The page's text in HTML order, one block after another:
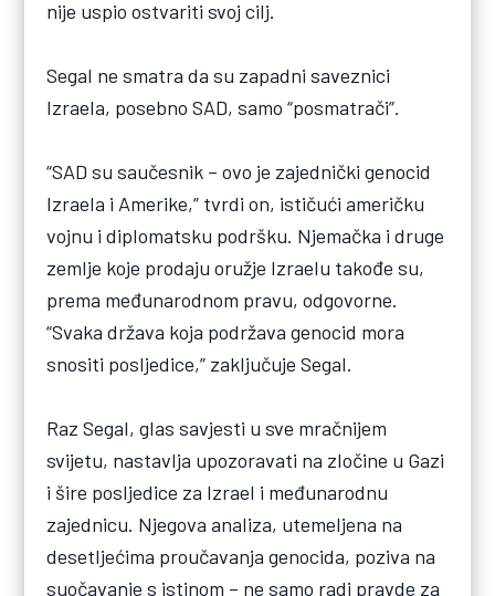
nije uspio ostvariti svoj cilj.
Segal ne smatra da su zapadni saveznici
Izraela, posebno SAD, samo “posmatrači”.
“SAD su saučesnik – ovo je zajednički genocid
Izraela i Amerike,” tvrdi on, ističući američku
vojnu i diplomatsku podršku. Njemačka i druge
zemlje koje prodaju oružje Izraelu takođe su,
prema međunarodnom pravu, odgovorne.
“Svaka država koja podržava genocid mora
snositi posljedice,” zaključuje Segal.
Raz Segal, glas savjesti u sve mračnijem
svijetu, nastavlja upozoravati na zločine u Gazi
i šire posljedice za Izrael i međunarodnu
zajednicu. Njegova analiza, utemeljena na
desetljećima proučavanja genocida, poziva na
suočavanje s istinom – ne samo radi pravde za